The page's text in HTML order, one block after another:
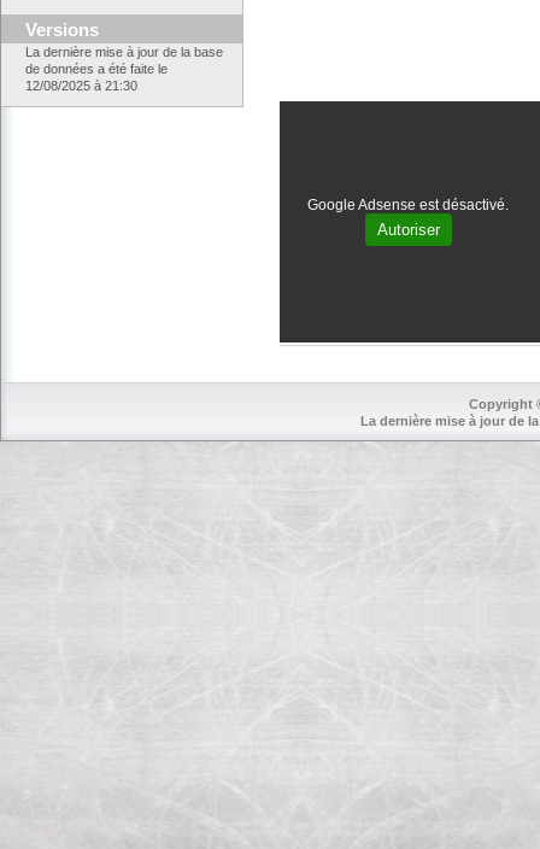
Versions
La dernière mise à jour de la base
de données a été faite le
12/08/2025 à 21:30
Google Adsense est désactivé.
Autoriser
Copyright
La dernière mise à jour de